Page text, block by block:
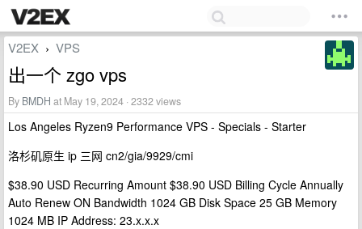
V2EX › VPS
出一个 zgo vps
By BMDH at May 19, 2024 · 2332 views
Los Angeles Ryzen9 Performance VPS - Specials - Starter
洛杉矶原生 ip 三网 cn2/gia/9929/cmi
$38.90 USD Recurring Amount $38.90 USD Billing Cycle Annually
Auto Renew ON Bandwidth 1024 GB Disk Space 25 GB Memory
1024 MB IP Address: 23.x.x.x